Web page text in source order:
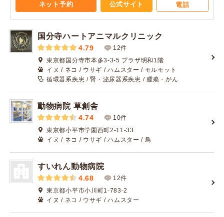
ネット予約 公式サイト 電話
国分寺ハートアニマルクリニック
4.79
12件
東京都国分寺市本多3-3-5 プラザ明和1階
イヌ / ネコ / ウサギ / ハムスター / モルモット
循環器系疾患 / 腎・泌尿器系疾患 / 腫瘍・がん
動物病院 草創舎
4.74
10件
東京都小平市学園西町2-11-33
イヌ / ネコ / ウサギ / ハムスター / 鳥
すいれん動物病院
4.68
12件
東京都小平市小川町1-783-2
イヌ / ネコ / ウサギ / ハムスター